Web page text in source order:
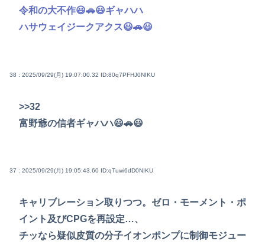
令和の大不作😃🚗😃ギャハハ
ハサウェイジークアクス😃🚗😃
38 : 2025/09/29(月) 19:07:00.32 ID:80q7PFHJ0NIKU
>>32
富野爺の信者ギャハハ😃🚗😃
37 : 2025/09/29(月) 19:05:43.60 ID:qTuwi6dD0NIKU
キャリブレーション取りつつ。ゼロ・モーメント・ポ
イント及びCPGを再設定…、
チッなら疑似皮質の分子イオンポンプに制御モジュー